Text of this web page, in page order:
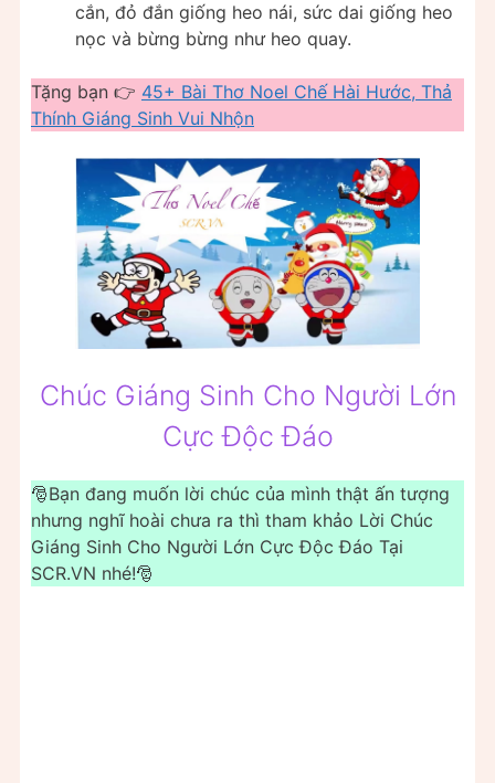
cắn, đỏ đắn giống heo nái, sức dai giống heo
nọc và bừng bừng như heo quay.
Tặng bạn 👉 45+ Bài Thơ Noel Chế Hài Hước, Thả
Thính Giáng Sinh Vui Nhộn
Chúc Giáng Sinh Cho Người Lớn
Cực Độc Đáo
🎅Bạn đang muốn lời chúc của mình thật ấn tượng
nhưng nghĩ hoài chưa ra thì tham khảo Lời Chúc
Giáng Sinh Cho Người Lớn Cực Độc Đáo Tại
SCR.VN nhé!🎅